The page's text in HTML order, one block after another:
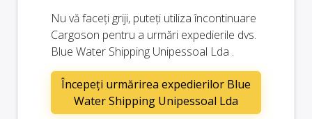
Nu vă faceți griji, puteți utiliza încontinuare
Cargoson pentru a urmări expedierile dvs.
Blue Water Shipping Unipessoal Lda .
Începeți urmărirea expedierilor Blue
Water Shipping Unipessoal Lda